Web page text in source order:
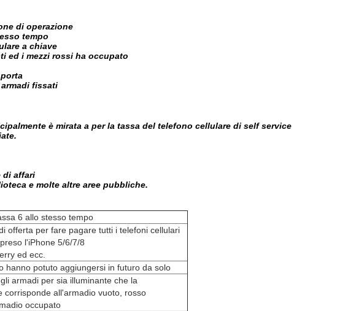
di operazione
tempo
a chiave
ed i mezzi rossi ha occupato
fissati
è mirata a per la tassa del telefono cellulare di self service
di affari
e molte altre aree pubbliche.
6 allo stesso tempo
offerta per fare pagare tutti i telefoni cellulari
l'iPhone 5/6/7/8
ed ecc.
hanno potuto aggiungersi in futuro da solo
armadi per sia illuminante che la
corrisponde all'armadio vuoto, rosso
occupato